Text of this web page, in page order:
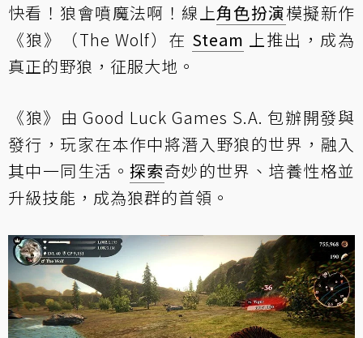
快看！狼會噴魔法啊！線上角色扮演模擬新作
《狼》（The Wolf）在 Steam 上推出，成為
真正的野狼，征服大地。
《狼》由 Good Luck Games S.A. 包辦開發與
發行，玩家在本作中將潛入野狼的世界，融入
其中一同生活。 探索奇妙的世界、培養性格並
升級技能，成為狼群的首領。